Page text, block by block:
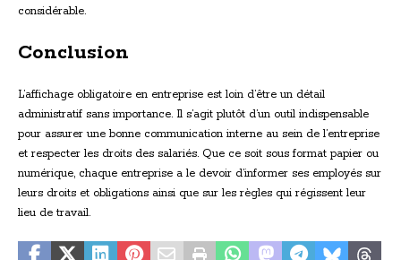
considérable.
Conclusion
L’affichage obligatoire en entreprise est loin d’être un détail
administratif sans importance. Il s’agit plutôt d’un outil indispensable
pour assurer une bonne communication interne au sein de l’entreprise
et respecter les droits des salariés. Que ce soit sous format papier ou
numérique, chaque entreprise a le devoir d’informer ses employés sur
leurs droits et obligations ainsi que sur les règles qui régissent leur
lieu de travail.